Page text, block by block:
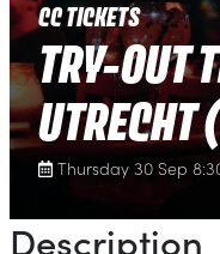
CC TICKETS
TRY-OUT
UTRECHT
Thursday 30 Sep
Description